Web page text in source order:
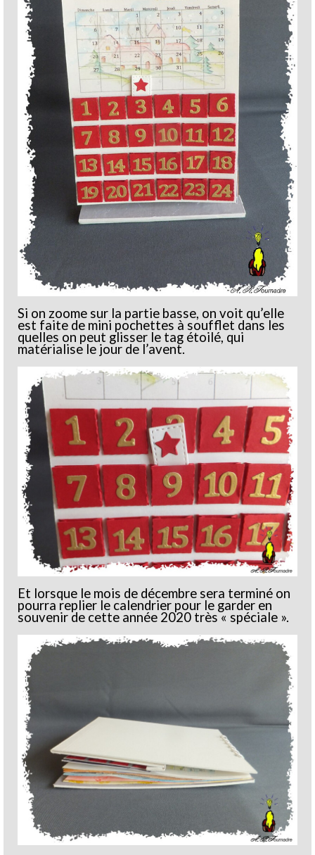
Si on zoome sur la partie basse, on voit qu’elle
est faite de mini pochettes à soufflet dans les
quelles on peut glisser le tag étoilé, qui
matérialise le jour de l’avent.
Et lorsque le mois de décembre sera terminé on
pourra replier le calendrier pour le garder en
souvenir de cette année 2020 très « spéciale ».